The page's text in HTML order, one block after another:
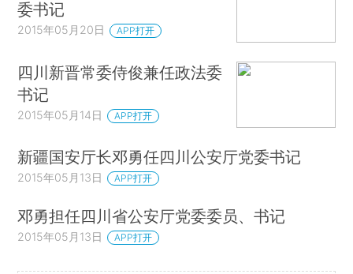
委书记
2015年05月20日 APP打开
四川新晋常委侍俊兼任政法委
书记
2015年05月14日 APP打开
新疆国安厅长邓勇任四川公安厅党委书记
2015年05月13日 APP打开
邓勇担任四川省公安厅党委委员、书记
2015年05月13日 APP打开